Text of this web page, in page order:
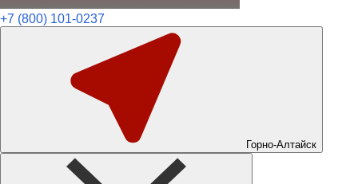
+7 (800) 101-0237
Горно-Алтайск